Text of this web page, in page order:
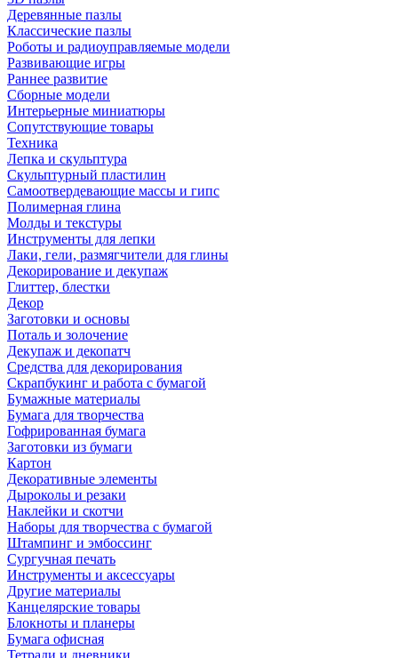
Деревянные пазлы
Классические пазлы
Роботы и радиоуправляемые модели
Развивающие игры
Раннее развитие
Сборные модели
Интерьерные миниатюры
Сопутствующие товары
Техника
Лепка и скульптура
Скульптурный пластилин
Самоотвердевающие массы и гипс
Полимерная глина
Молды и текстуры
Инструменты для лепки
Лаки, гели, размягчители для глины
Декорирование и декупаж
Глиттер, блестки
Декор
Заготовки и основы
Поталь и золочение
Декупаж и декопатч
Средства для декорирования
Скрапбукинг и работа с бумагой
Бумажные материалы
Бумага для творчества
Гофрированная бумага
Заготовки из бумаги
Картон
Декоративные элементы
Дыроколы и резаки
Наклейки и скотчи
Наборы для творчества с бумагой
Штампинг и эмбоссинг
Сургучная печать
Инструменты и аксессуары
Другие материалы
Канцелярские товары
Блокноты и планеры
Бумага офисная
Тетради и дневники